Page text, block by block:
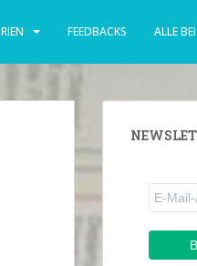
FEEDBACKS ALLE